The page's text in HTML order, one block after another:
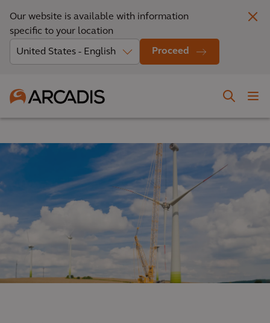
Our website is available with information
specific to your location
Proceed